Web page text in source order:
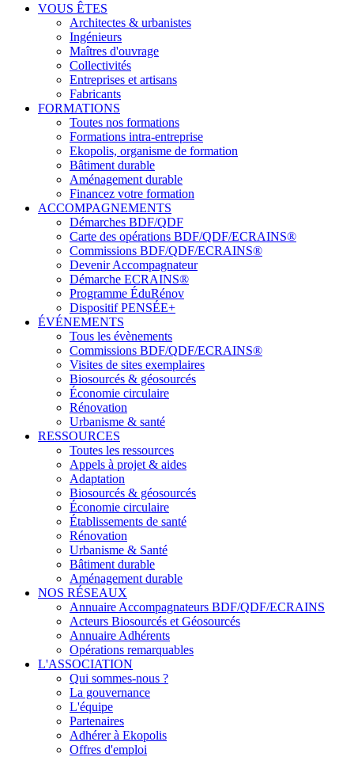
VOUS ÊTES
Architectes & urbanistes
Ingénieurs
Maîtres d'ouvrage
Collectivités
Entreprises et artisans
Fabricants
FORMATIONS
Toutes nos formations
Formations intra-entreprise
Ekopolis, organisme de formation
Bâtiment durable
Aménagement durable
Financez votre formation
ACCOMPAGNEMENTS
Démarches BDF/QDF
Carte des opérations BDF/QDF/ECRAINS®
Commissions BDF/QDF/ECRAINS®
Devenir Accompagnateur
Démarche ECRAINS®
Programme ÉduRénov
Dispositif PENSÉE+
ÉVÉNEMENTS
Tous les évènements
Commissions BDF/QDF/ECRAINS®
Visites de sites exemplaires
Biosourcés & géosourcés
Économie circulaire
Rénovation
Urbanisme & santé
RESSOURCES
Toutes les ressources
Appels à projet & aides
Adaptation
Biosourcés & géosourcés
Économie circulaire
Établissements de santé
Rénovation
Urbanisme & Santé
Bâtiment durable
Aménagement durable
NOS RÉSEAUX
Annuaire Accompagnateurs BDF/QDF/ECRAINS
Acteurs Biosourcés et Géosourcés
Annuaire Adhérents
Opérations remarquables
L'ASSOCIATION
Qui sommes-nous ?
La gouvernance
L'équipe
Partenaires
Adhérer à Ekopolis
Offres d'emploi